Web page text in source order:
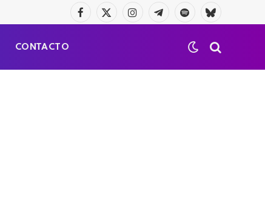
Facebook
X
InstagramTelegramaSpotifyBluesky
CONTACTO